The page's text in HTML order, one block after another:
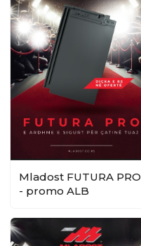
Mladost FUTURA PRO
- promo ALB